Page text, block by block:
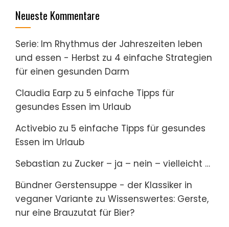
Neueste Kommentare
Serie: Im Rhythmus der Jahreszeiten leben
und essen - Herbst zu 4 einfache Strategien
für einen gesunden Darm
Claudia Earp zu 5 einfache Tipps für
gesundes Essen im Urlaub
Activebio zu 5 einfache Tipps für gesundes
Essen im Urlaub
Sebastian zu Zucker – ja – nein – vielleicht …
Bündner Gerstensuppe - der Klassiker in
veganer Variante zu Wissenswertes: Gerste,
nur eine Brauzutat für Bier?